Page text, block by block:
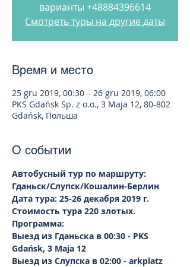
варианты +48884396614
Смотреть туры на другие даты
Время и место
25 gru 2019, 00:30 – 26 gru 2019, 06:00
PKS Gdańsk Sp. z o.o., 3 Maja 12, 80-802
Gdańsk, Польша
О событии
Автобусный тур по маршруту:
Гданьск/Слупск/Кошалин-Берлин
Дата тура: 25-26 декабря 2019 г.
Стоимость тура 220 злотых.
Программа:
Выезд из Гданьска в 00:30 - PKS
Gdańsk, 3 Maja 12
Выезд из Слупска в 02:00 - arkplatz